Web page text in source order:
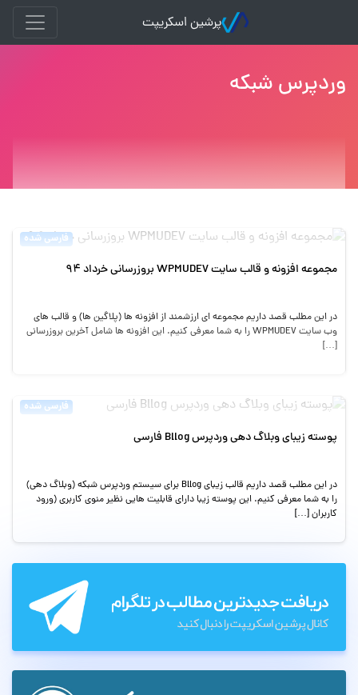
پرشین اسکریپت
وردپرس شبکه
فارسی شده
مجموعه افزونه و قالب سایت WPMUDEV بروزرسانی خرداد 94
در این مطلب قصد داریم مجموعه ای ارزشمند از افزونه ها (پلاگین ها) و قالب های
وب سایت WPMUDEV را به شما معرفی کنیم. این افزونه ها شامل آخرین بروزرسانی
[…]
فارسی شده
پوسته زیبای وبلاگ دهی وردپرس Bllog فارسی
در این مطلب قصد داریم قالب زیبای Bllog برای سیستم وردپرس شبکه (وبلاگ دهی)
را به شما معرفی کنیم. این پوسته زیبا دارای قابلیت هایی نظیر منوی کاربری (ورود
کاربران […]